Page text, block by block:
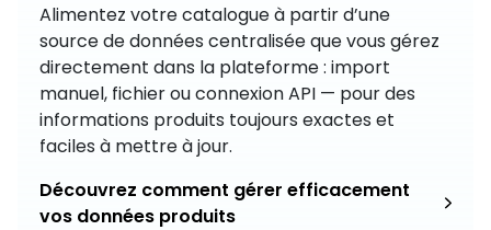
Alimentez votre catalogue à partir d’une
source de données centralisée que vous gérez
directement dans la plateforme : import
manuel, fichier ou connexion API — pour des
informations produits toujours exactes et
faciles à mettre à jour.
Découvrez comment gérer efficacement
vos données produits